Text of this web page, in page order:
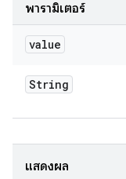
พารามิเตอร์
value
String
แสดงผล